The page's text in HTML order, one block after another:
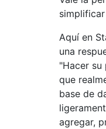
Aquí en
una
"Hacer su
que
base de
agregar,